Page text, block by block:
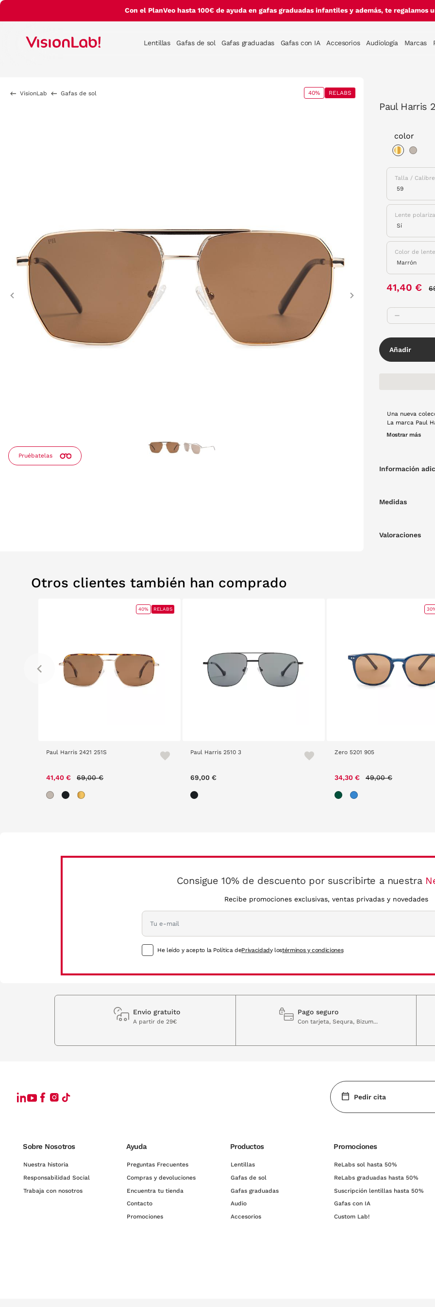
Con el PlanVeo hasta 100€ de ayuda en gafas graduadas infantiles y además, te regalamos
Lentillas Gafas de sol Gafas graduadas Gafas con IA Accesorios Audiología Marcas
VisionLab Gafas de sol 40% RELABS
Pruébatelas
Previous
Paul Harris
color
Talla / Calibre
Lente
Color de
41,40 €
Añadir
Una nueva
La marca Paul Harris, con
clásicas gafas
Mostrar más
Información
Medidas
Valoraciones
Otros clientes también han comprado
Paul Harris 2421 251S
41,40 € 69,00 €
40% RELABS
Paul Harris 2510 3
69,00 €
Zero 5201 905
34,30 € 49,00 €
Consigue 10% de descuento por suscribirte a nuestra
Recibe promociones exclusivas, ventas privadas y novedades
He leído y acepto la Política dePrivacidady lostérminos y condiciones
Envio gratuito
A partir de 29€
Pago seguro
Con tarjeta, Sequra, Bizum...
Pedir cita
Sobre Nosotros
Nuestra historia
Responsabilidad Social
Trabaja con nosotros
Ayuda
Preguntas Frecuentes
Compras y devoluciones
Encuentra tu tienda
Contacto
Promociones
Productos
Lentillas
Gafas de sol
Gafas graduadas
Audio
Accesorios
Promociones
ReLabs sol hasta 50%
ReLabs graduadas hasta 50%
Suscripción lentillas hasta 50%
Gafas con IA
Custom Lab!